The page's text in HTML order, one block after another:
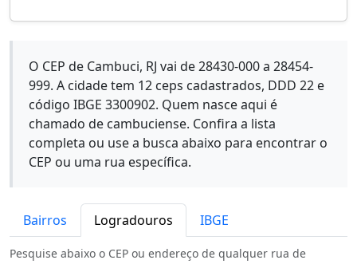
O CEP de Cambuci, RJ vai de 28430-000 a 28454-
999. A cidade tem 12 ceps cadastrados, DDD 22 e
código IBGE 3300902. Quem nasce aqui é
chamado de cambuciense. Confira a lista
completa ou use a busca abaixo para encontrar o
CEP ou uma rua específica.
Bairros Logradouros IBGE
Pesquise abaixo o CEP ou endereço de qualquer rua de